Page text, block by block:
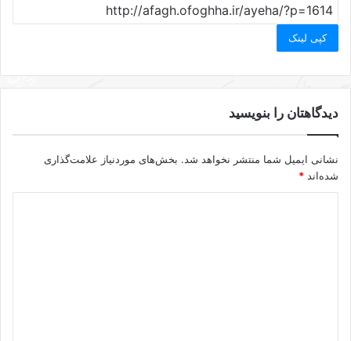
کپی لینک
دیدگاهتان را بنویسید
نشانی ایمیل شما منتشر نخواهد شد. بخش‌های موردنیاز علامت‌گذاری
شده‌اند *